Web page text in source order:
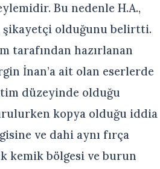
Bu nedenle H.A.,
şikayetçi olduğunu belirtti.
tarafından hazırlanan
İnan’a ait olan eserlerde
düzeyinde olduğu
kopya olduğu iddia
ve dahi aynı fırça
kemik bölgesi ve burun